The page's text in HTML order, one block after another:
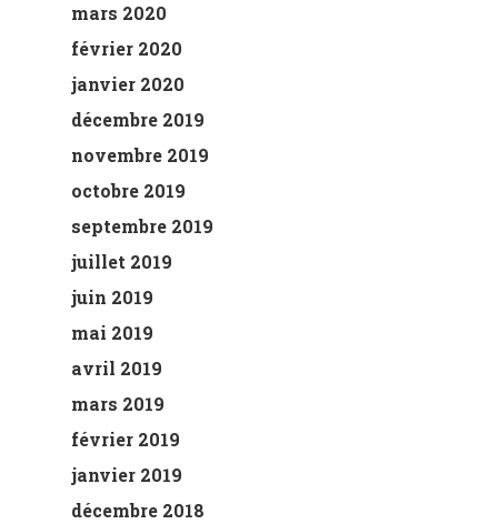
mars 2020
février 2020
janvier 2020
décembre 2019
novembre 2019
octobre 2019
septembre 2019
juillet 2019
juin 2019
mai 2019
avril 2019
mars 2019
février 2019
janvier 2019
décembre 2018